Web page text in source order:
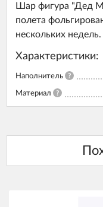
Шар фигура "Дед
полета
нескольких недель.
Характеристики:
Наполнитель ?
Материал ?